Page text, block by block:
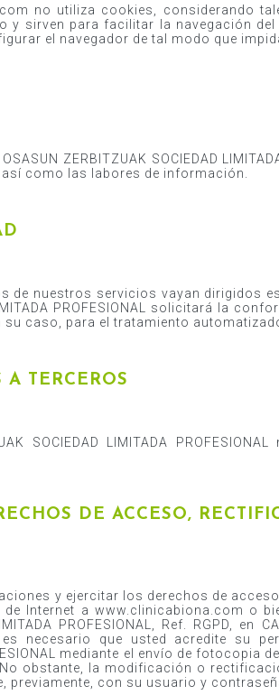
no utiliza cookies, considerando
y sirven para facilitar la navegación
el navegador de tal modo que
ZERBITZUAK SOCIEDAD
como las labores de información.
de nuestros servicios vayan dirigidos
PROFESIONAL solicitará la
caso, para el tratamiento
TERCEROS
SOCIEDAD LIMITADA
DE ACCESO,
y ejercitar los derechos de
Internet a www.clinicabiona.com o
PROFESIONAL, Ref. RGPD, en
necesario que usted acredite su
mediante el envío de
obstante, la modificación o
previamente, con su usuario y